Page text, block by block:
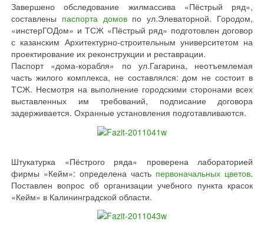
Завершено обследование жилмассива «Пёстрый ряд»,
составлены паспорта домовпо ул.Элеваторной. Городом,
«инстерГОДом» и ТСЖ «Пёстрый ряд» подготовлен договор
с казанским Архитектурно-строительным университетом на
проектирование их реконструкции и реставрации.
Паспорт «дома-корабля» по ул.Гагарина, неотъемлемая
часть жилого комплекса, не составлялся: дом не состоит в
ТСЖ. Несмотря на выполнение городскими сторонами всех
выставленных им требований, подписание договора
задерживается. Охранные установления подготавливаются.
Штукатурка «Пёстрого ряда» проверена лабораторией
фирмы «Кейм»: определена часть первоначальных цветов.
Поставлен вопрос об организации учебного пункта красок
«Кейм» в Калининградской области.